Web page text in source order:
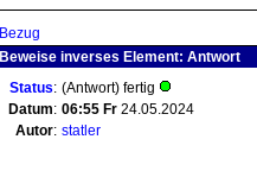
Bezug
Beweise inverses Element: Antwort
Status: (Antwort) fertig
Datum: 06:55 Fr 24.05.2024
Autor: statler